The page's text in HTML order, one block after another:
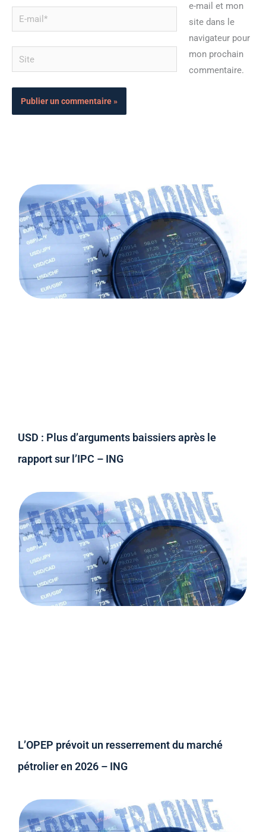
mail*
Site
e-mail et mon
site dans le
navigateur pour
mon prochain
commentaire.
USD : Plus d’arguments baissiers après le
rapport sur l’IPC – ING
L’OPEP prévoit un resserrement du marché
pétrolier en 2026 – ING